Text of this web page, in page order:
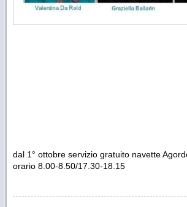
dal 1° ottobre servizio gratuito navette
orario 8.00-8.50/17.30-18.15